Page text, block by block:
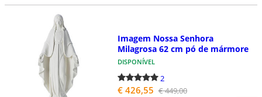
Imagem Nossa Senhora
Milagrosa 62 cm pó de mármore
DISPONÍVEL
2
€ 426,55 € 449,00